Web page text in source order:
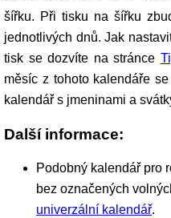
šířku. Při tisku na šířku
jednotlivých dnů. Jak
tisk se dozvíte na stránce
měsíc z tohoto kalendáře
kalendář s jmeninami a
Další informace:
Podobný kalendář pro
bez označených
univerzální kalendář.